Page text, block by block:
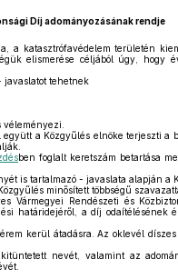
Díj adományozásának rendje
a katasztrófavédelem területén
elismerése céljából úgy, hogy
javaslatot tehetnek
a Közgyűlés elnöke terjeszti a
ben foglalt keretszám betartása
is tartalmazó - javaslata alapján a
minősített többségű
Vármegyei Rendészeti és
határidejéről, a díj odaítélésének
kerül átadásra. Az oklevél
nevét, valamint az